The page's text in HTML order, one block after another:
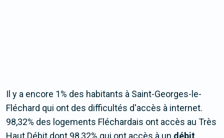
Il y a encore 1% des habitants à Saint-Georges-le-
Fléchard qui ont des difficultés d'accès à internet.
98,32% des logements Fléchardais ont accès au Très